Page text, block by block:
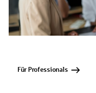
Für Professionals